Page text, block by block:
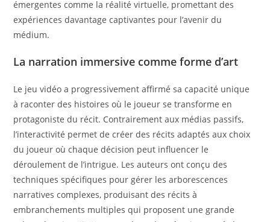
émergentes comme la réalité virtuelle, promettant des
expériences davantage captivantes pour l’avenir du
médium.
La narration immersive comme forme d’art
Le jeu vidéo a progressivement affirmé sa capacité unique
à raconter des histoires où le joueur se transforme en
protagoniste du récit. Contrairement aux médias passifs,
l’interactivité permet de créer des récits adaptés aux choix
du joueur où chaque décision peut influencer le
déroulement de l’intrigue. Les auteurs ont conçu des
techniques spécifiques pour gérer les arborescences
narratives complexes, produisant des récits à
embranchements multiples qui proposent une grande